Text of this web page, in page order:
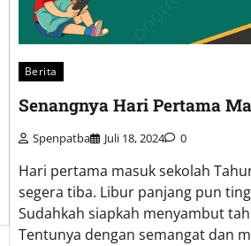
Berita
Senangnya Hari Pertama
Spenpatba Juli 18, 2024 0
Hari pertama masuk sekolah
segera tiba. Libur panjang pun
Sudahkah siapkah menyambut
Tentunya dengan semangat dan